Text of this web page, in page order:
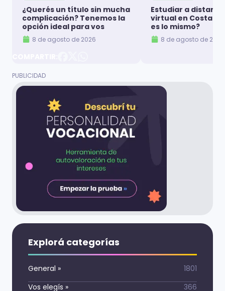
¿Querés un título sin mucha
complicación? Tenemos la
opción ideal para vos
8 de agosto de 2026
Estudiar a
virtual en Costa
es lo mismo?
8 de agosto de 2026
Explorá categorías
General »
1801
Vos elegís » 366